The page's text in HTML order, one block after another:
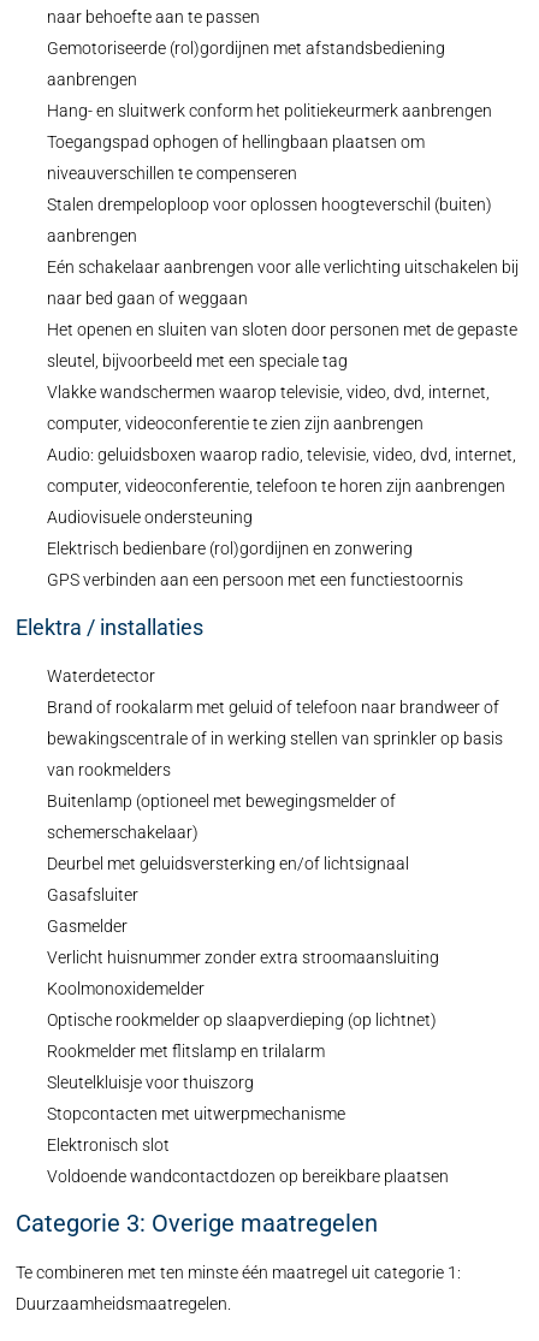
naar behoefte aan te passen
Gemotoriseerde (rol)gordijnen met afstandsbediening
aanbrengen
Hang- en sluitwerk conform het politiekeurmerk aanbrengen
Toegangspad ophogen of hellingbaan plaatsen om
niveauverschillen te compenseren
Stalen drempeloploop voor oplossen hoogteverschil (buiten)
aanbrengen
Eén schakelaar aanbrengen voor alle verlichting uitschakelen bij
naar bed gaan of weggaan
Het openen en sluiten van sloten door personen met de gepaste
sleutel, bijvoorbeeld met een speciale tag
Vlakke wandschermen waarop televisie, video, dvd, internet,
computer, videoconferentie te zien zijn aanbrengen
Audio: geluidsboxen waarop radio, televisie, video, dvd, internet,
computer, videoconferentie, telefoon te horen zijn aanbrengen
Audiovisuele ondersteuning
Elektrisch bedienbare (rol)gordijnen en zonwering
GPS verbinden aan een persoon met een functiestoornis
Elektra / installaties
Waterdetector
Brand of rookalarm met geluid of telefoon naar brandweer of
bewakingscentrale of in werking stellen van sprinkler op basis
van rookmelders
Buitenlamp (optioneel met bewegingsmelder of
schemerschakelaar)
Deurbel met geluidsversterking en/of lichtsignaal
Gasafsluiter
Gasmelder
Verlicht huisnummer zonder extra stroomaansluiting
Koolmonoxidemelder
Optische rookmelder op slaapverdieping (op lichtnet)
Rookmelder met flitslamp en trilalarm
Sleutelkluisje voor thuiszorg
Stopcontacten met uitwerpmechanisme
Elektronisch slot
Voldoende wandcontactdozen op bereikbare plaatsen
Categorie 3: Overige maatregelen
Te combineren met ten minste één maatregel uit categorie 1:
Duurzaamheidsmaatregelen.